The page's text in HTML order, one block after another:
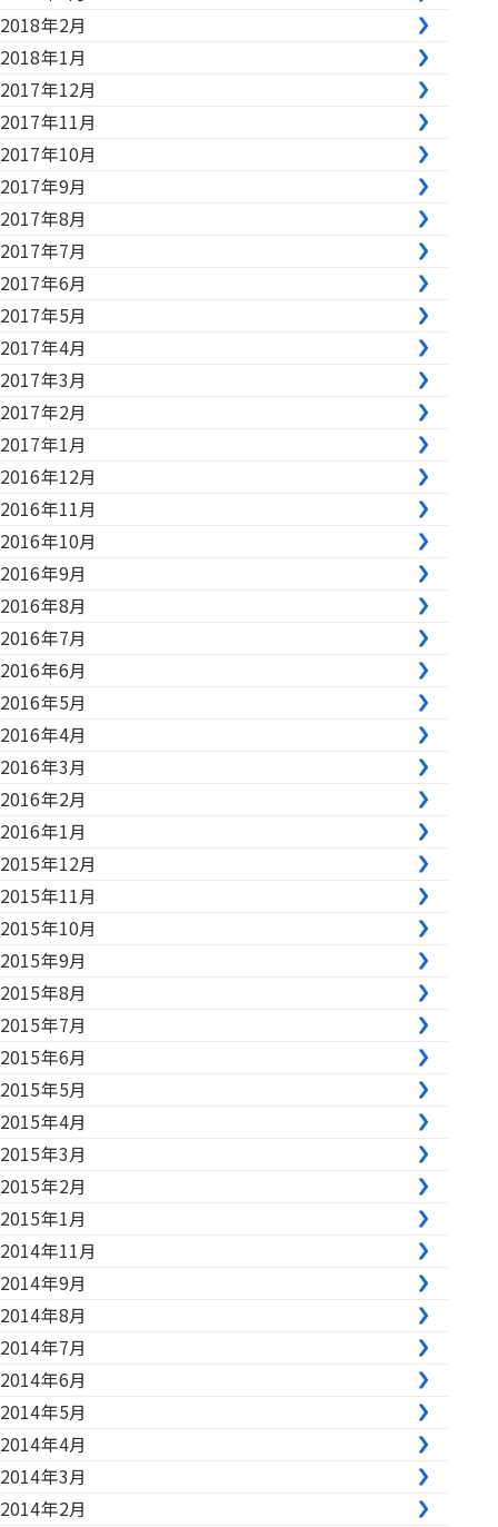
2018年2月
2018年1月
2017年12月
2017年11月
2017年10月
2017年9月
2017年8月
2017年7月
2017年6月
2017年5月
2017年4月
2017年3月
2017年2月
2017年1月
2016年12月
2016年11月
2016年10月
2016年9月
2016年8月
2016年7月
2016年6月
2016年5月
2016年4月
2016年3月
2016年2月
2016年1月
2015年12月
2015年11月
2015年10月
2015年9月
2015年8月
2015年7月
2015年6月
2015年5月
2015年4月
2015年3月
2015年2月
2015年1月
2014年11月
2014年9月
2014年8月
2014年7月
2014年6月
2014年5月
2014年4月
2014年3月
2014年2月